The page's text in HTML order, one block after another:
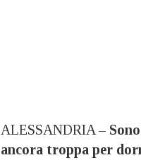
ALESSANDRIA –
ancora troppa per